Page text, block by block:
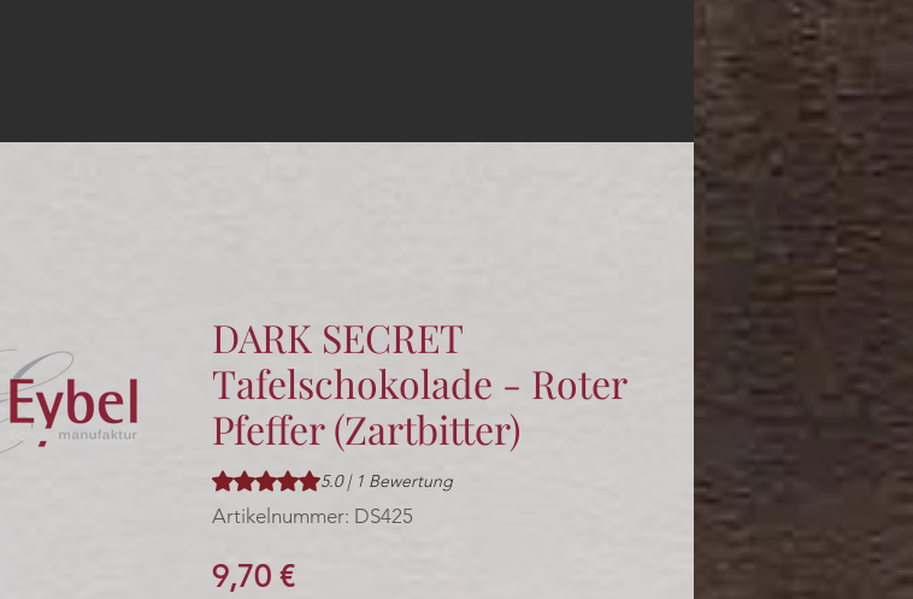
DARK SECRET
Tafelschokolade - Roter
Pfeffer (Zartbitter)
Das Rating beträgt 5.0 von fünf Sternen, basierend auf 1 Bewertung.
5.0 | 1 Bewertung
Artikelnummer: DS425
9,70 €Preis